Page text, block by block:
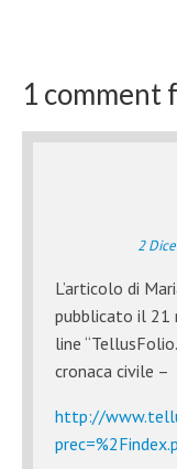
1 comment
2
L’articolo di
pubblicato il 21
line
cronaca civile –
http://